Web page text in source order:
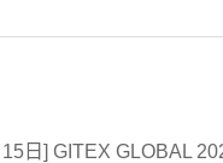
日] GITEX GLOBAL